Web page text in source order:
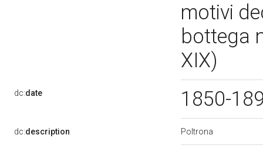
motivi
bottega
XIX)
dc:date 1850-
dc:description Poltrona